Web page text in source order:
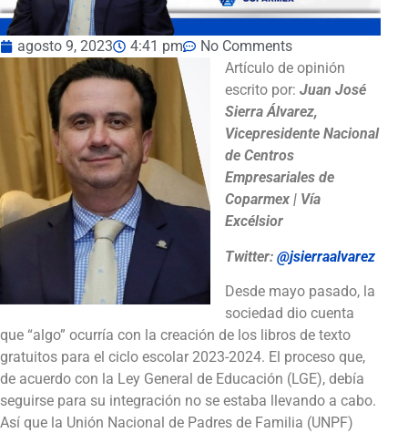
agosto 9, 2023 4:41 pm
No Comments
Artículo de opinión
escrito por: Juan José
Sierra Álvarez,
Vicepresidente Nacional
de Centros
Empresariales de
Coparmex | Vía
Excélsior
Twitter: @jsierraalvarez
Desde mayo pasado, la
sociedad dio cuenta
que “algo” ocurría con la creación de los libros de texto
gratuitos para el ciclo escolar 2023-2024. El proceso que,
de acuerdo con la Ley General de Educación (LGE), debía
seguirse para su integración no se estaba llevando a cabo.
Así que la Unión Nacional de Padres de Familia (UNPF)